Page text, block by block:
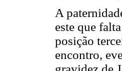
A
este que
posição
encontro,